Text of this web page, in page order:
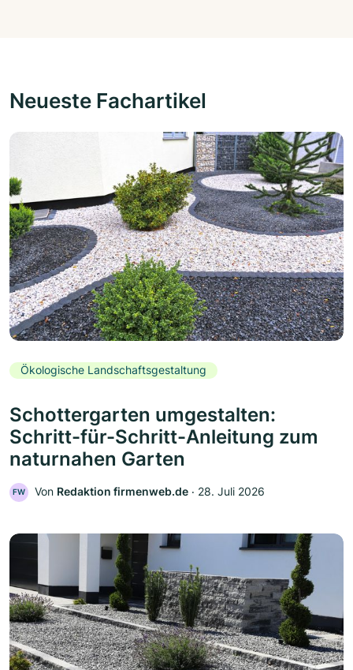
Neueste Fachartikel
Ökologische Landschaftsgestaltung
Schottergarten umgestalten:
Schritt-für-Schritt-Anleitung zum
naturnahen Garten
FW Von Redaktion firmenweb.de ‧ 28. Juli 2026